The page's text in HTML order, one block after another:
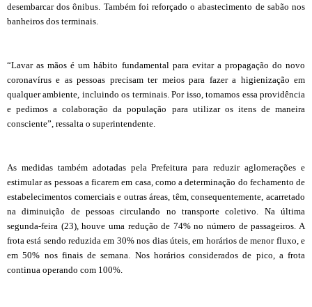
desembarcar dos ônibus. Também foi reforçado o abastecimento de sabão nos
banheiros dos terminais.
“Lavar as mãos é um hábito fundamental para evitar a propagação do novo
coronavírus e as pessoas precisam ter meios para fazer a higienização em
qualquer ambiente, incluindo os terminais. Por isso, tomamos essa providência
e pedimos a colaboração da população para utilizar os itens de maneira
consciente”, ressalta o superintendente.
As medidas também adotadas pela Prefeitura para reduzir aglomerações e
estimular as pessoas a ficarem em casa, como a determinação do fechamento de
estabelecimentos comerciais e outras áreas, têm, consequentemente, acarretado
na diminuição de pessoas circulando no transporte coletivo. Na última
segunda-feira (23), houve uma redução de 74% no número de passageiros. A
frota está sendo reduzida em 30% nos dias úteis, em horários de menor fluxo, e
em 50% nos finais de semana. Nos horários considerados de pico, a frota
continua operando com 100%.